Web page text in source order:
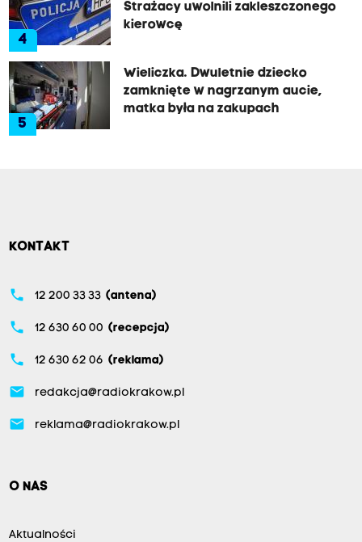
4
Strażacy uwolnili zakleszczonego
kierowcę
5
Wieliczka. Dwuletnie dziecko
zamknięte w nagrzanym aucie,
matka była na zakupach
KONTAKT
phone 12 200 33 33 (antena)
phone 12 630 60 00 (recepcja)
phone 12 630 62 06 (reklama)
email redakcja@radiokrakow.pl
email reklama@radiokrakow.pl
O NAS
Aktualności